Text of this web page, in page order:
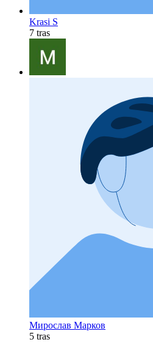
Krasi S
7 tras
Мирослав Марков
5 tras